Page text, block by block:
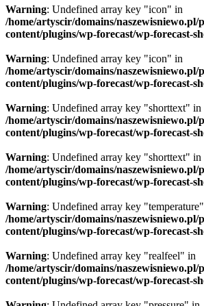
Warning: Undefined array key "icon" in
/home/artyscir/domains/
content/plugins/wp-forecast/wp-forecast-
Warning: Undefined array key "icon" in
/home/artyscir/domains/
content/plugins/wp-forecast/wp-forecast-
Warning: Undefined array key "shorttext" in
/home/artyscir/domains/
content/plugins/wp-forecast/wp-forecast-
Warning: Undefined array key "shorttext" in
/home/artyscir/domains/
content/plugins/wp-forecast/wp-forecast-
Warning: Undefined array key
/home/artyscir/domains/
content/plugins/wp-forecast/wp-forecast-
Warning: Undefined array key "realfeel" in
/home/artyscir/domains/
content/plugins/wp-forecast/wp-forecast-